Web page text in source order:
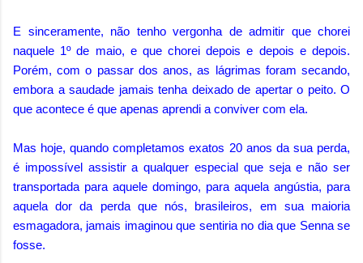
E sinceramente, não tenho vergonha de admitir que chorei
naquele 1º de maio, e que chorei depois e depois e depois.
Porém, com o passar dos anos, as lágrimas foram secando,
embora a saudade jamais tenha deixado de apertar o peito. O
que acontece é que apenas aprendi a conviver com ela.
Mas hoje, quando completamos exatos 20 anos da sua perda,
é impossível assistir a qualquer especial que seja e não ser
transportada para aquele domingo, para aquela angústia, para
aquela dor da perda que nós, brasileiros, em sua maioria
esmagadora, jamais imaginou que sentiria no dia que Senna se
fosse.